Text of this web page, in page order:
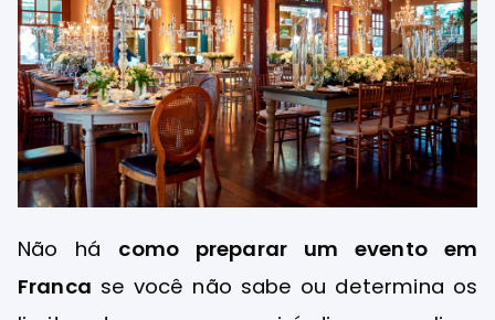
Não há como preparar um evento em
Franca se você não sabe ou determina os